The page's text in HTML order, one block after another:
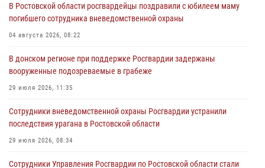
В Ростовской области росгвардейцы поздравили с юбилеем маму
погибшего сотрудника вневедомственной охраны
04 августа 2026, 08:22
В донском регионе при поддержке Росгвардии задержаны
вооруженные подозреваемые в грабеже
29 июля 2026, 11:35
Сотрудники вневедомственной охраны Росгвардии устранили
последствия урагана в Ростовской области
29 июля 2026, 08:34
Сотрудники Управления Росгвардии по Ростовской области стали